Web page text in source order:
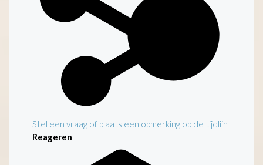
Stel een vraag of plaats een opmerking op de tijdlijn
Reageren